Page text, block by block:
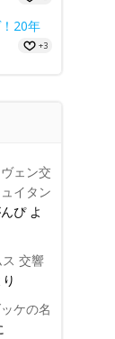
20年
+3
ェン交
イタン
ぴよ
交響
ケの名